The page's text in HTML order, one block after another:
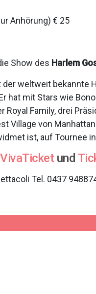
Anhörung) € 25
Show des Harlem
der weltweit
hat mit Stars wie
Royal Family, drei
Village von
ist, auf Tournee
VivaTicket und
Tel. 0437